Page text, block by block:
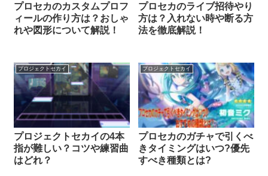
プロセカのカスタムプロフ
ィールの作り方は？おしゃ
れや図形について解説！
プロセカのライブ招待やり
方は？入れない時や断る方
法を徹底解説！
プロジェクトセカイ
プロジェクトセカイの4本
指が難しい？コツや練習曲
はどれ？
プロジェクトセカイ
プロセカのガチャで引くべ
きタイミングはいつ?優先
すべき種類とは?